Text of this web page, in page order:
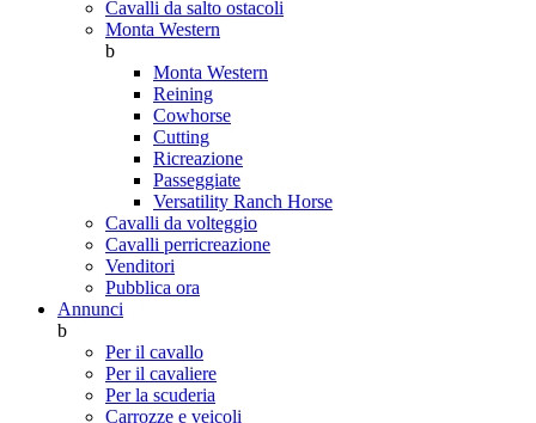
Cavalli da salto ostacoli
Monta Western
b
Monta Western
Reining
Cowhorse
Cutting
Ricreazione
Passeggiate
Versatility Ranch Horse
Cavalli da volteggio
Cavalli perricreazione
Venditori
Pubblica ora
Annunci
b
Per il cavallo
Per il cavaliere
Per la scuderia
Carrozze e veicoli